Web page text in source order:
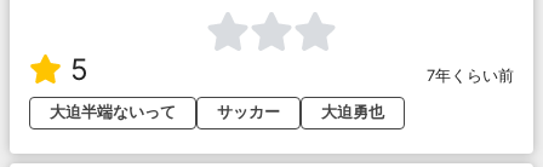
5
7年くらい前
大迫半端ないって
サッカー 大迫勇也